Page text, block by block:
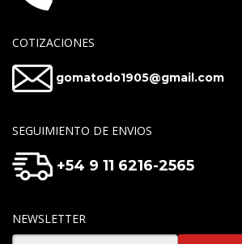
COTIZACIONES
gomatodo1905@gmail.com
SEGUIMIENTO DE ENVIOS
+54 9 11 6216-2565
NEWSLETTER